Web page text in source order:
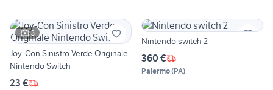
3
Joy-Con Sinistro Verde Originale
Nintendo Switch
23 €
Nintendo switch 2
360 €
Palermo(PA)